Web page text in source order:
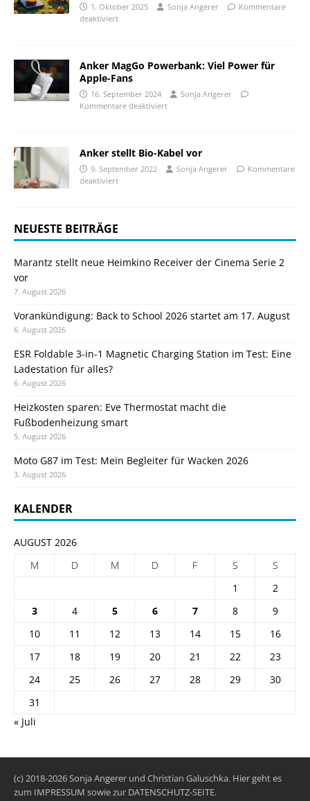
1. Oktober 2025 Sonja Angerer
Kommentare
deaktiviert
Anker MagGo Powerbank: Viel Power für
Apple-Fans
16. September 2024
Sonja Angerer
Kommentare deaktiviert
Anker stellt Bio-Kabel vor
9. September 2022 Sonja Angerer
Kommentare
deaktiviert
NEUESTE BEITRÄGE
Marantz stellt neue Heimkino Receiver der Cinema Serie 2
vor
7. August 2026
Vorankündigung: Back to School 2026 startet am 17. August
6. August 2026
ESR Foldable 3-in-1 Magnetic Charging Station im Test: Eine
Ladestation für alles?
6. August 2026
Heizkosten sparen: Eve Thermostat macht die
Fußbodenheizung smart
5. August 2026
Moto G87 im Test: Mein Begleiter für Wacken 2026
3. August 2026
KALENDER
AUGUST 2026
M
D M D F S
S
1
2
3
4 5 6 7 8
9
10
11 12 13 14 15
16
17
18 19 20 21 22
23
24
25 26 27 28 29
30
31
« Juli
(c) 2018-2026 Sonja Angerer und Christian Galuschka. Hier geht es
zum IMPRESSUM sowie zur DATENSCHUTZ-SEITE.